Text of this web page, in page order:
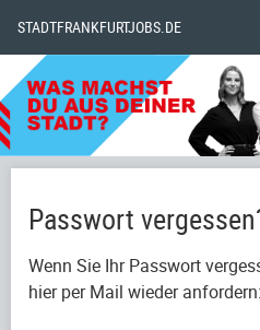
STADTFRANKFURTJOBS.DE
Passwort
Wenn Sie Ihr Passwort
hier per Mail wieder anfordern: